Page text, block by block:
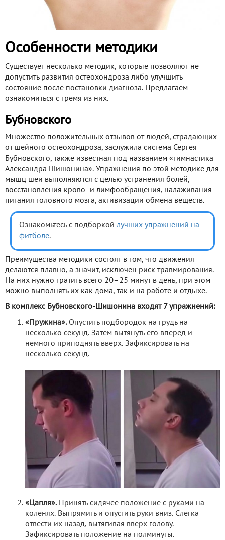
Особенности методики
Существует несколько методик, которые позволяют не
допустить развития остеохондроза либо улучшить
состояние после постановки диагноза. Предлагаем
ознакомиться с тремя из них.
Бубновского
Множество положительных отзывов от людей, страдающих
от шейного остеохондроза, заслужила система Сергея
Бубновского, также известная под названием «гимнастика
Александра Шишонина». Упражнения по этой методике для
мышц шеи выполняются с целью устранения болей,
восстановления крово- и лимфообращения, налаживания
питания головного мозга, активизации обмена веществ.
Ознакомьтесь с подборкой лучших упражнений на
фитболе.
Преимущества методики состоят в том, что движения
делаются плавно, а значит, исключён риск травмирования.
На них нужно тратить всего 20–25 минут в день, при этом
можно выполнять их как дома, так и на работе и отдыхе.
В комплекс Бубновского-Шишонина входят 7 упражнений:
«Пружина».Опустить подбородок на грудь на
несколько секунд. Затем вытянуть его вперёд и
немного приподнять вверх. Зафиксировать на
несколько секунд.
«Цапля».Принять сидячее положение с руками на
коленях. Выпрямить и опустить руки вниз. Слегка
отвести их назад, вытягивая вверх голову.
Зафиксировать положение на полминуты.